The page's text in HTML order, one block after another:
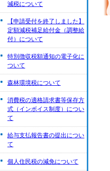
減税について
【申請受付を終了しました】
定額減税補足給付金（調整給
付）について
特別徴収税額通知の電子化に
ついて
森林環境税について
消費税の適格請求書等保存方
式（インボイス制度）につい
て
給与支払報告書の提出につい
て
個人住民税の減免について